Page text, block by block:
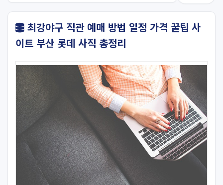
최강야구 직관 예매 방법 일정 가격 꿀팁 사
이트 부산 롯데 사직 총정리